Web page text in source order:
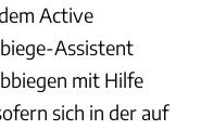
Active
Assistent
mit Hilfe
sich in der auf